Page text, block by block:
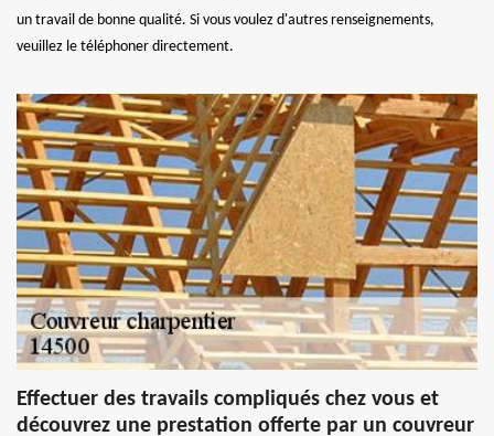
un travail de bonne qualité. Si vous voulez d'autres renseignements,
veuillez le téléphoner directement.
Effectuer des travails compliqués chez vous et
découvrez une prestation offerte par un couvreur